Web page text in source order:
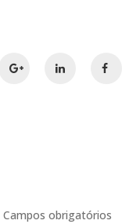
Campos obrigatórios